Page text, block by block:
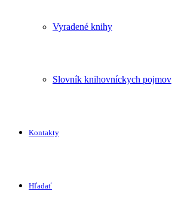
Vyradené knihy
Slovník knihovníckych pojmov
Kontakty
Hľadať